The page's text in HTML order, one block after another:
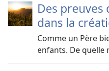
Des preuves
dans la
Comme un Père
enfants. De quelle